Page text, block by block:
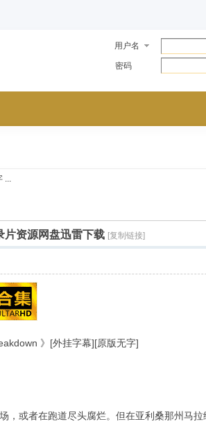
用户名
密码
...
资源网盘迅雷下载 [复制链接]
》[外挂字幕][原版无字]
或者在跑道尽头腐烂。但在亚利桑那州马